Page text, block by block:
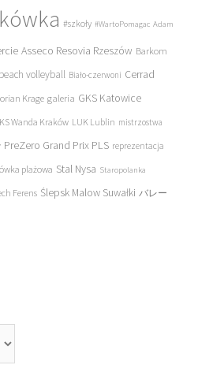
#szkoły #WartoPomagac Adam
Asseco Resovia Rzeszów Barkom
beach volleyball Biało-czerwoni Cerrad
Krage galeria GKS Katowice
KS Wanda Kraków LUK Lublin mistrzostwa
PreZero Grand Prix PLS reprezentacja
plażowa Stal Nysa Staropolanka
Ferens Ślepsk Malow Suwałki バレー